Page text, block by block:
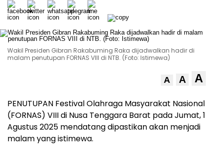
Wakil Presiden Gibran Rakabuming Raka dijadwalkan hadir di
malam penutupan FORNAS VIII di NTB. (Foto: Istimewa)
A A A
PENUTUPAN Festival Olahraga Masyarakat Nasional
(FORNAS) VIII di Nusa Tenggara Barat pada Jumat, 1
Agustus 2025 mendatang dipastikan akan menjadi
malam yang istimewa.